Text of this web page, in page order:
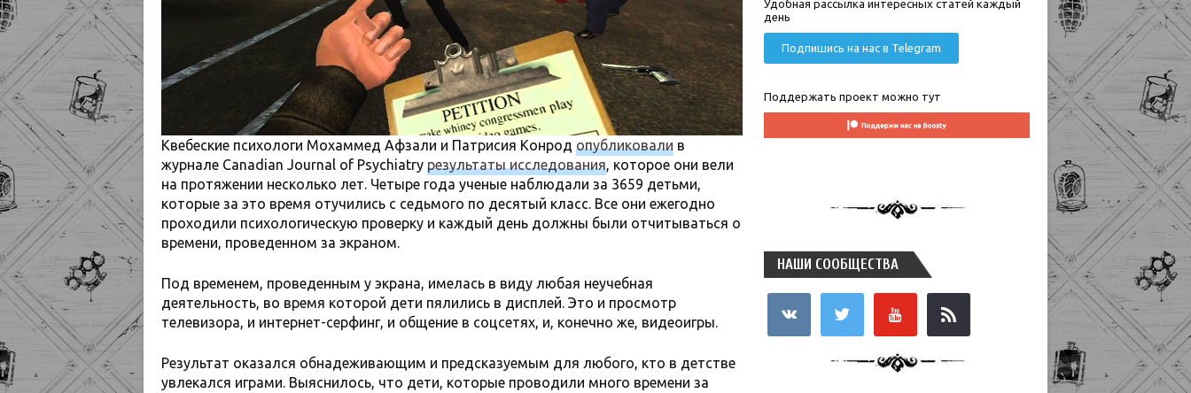
Квебеские психологи Мохаммед Афзали и Патрисия Конрод опубликовали в
журнале Canadian Journal of Psychiatry результаты исследования, которое они вели
на протяжении несколько лет. Четыре года ученые наблюдали за 3659 детьми,
которые за это время отучились с седьмого по десятый класс. Все они ежегодно
проходили психологическую проверку и каждый день должны были отчитываться о
времени, проведенном за экраном.
Под временем, проведенным у экрана, имелась в виду любая неучебная
деятельность, во время которой дети пялились в дисплей. Это и просмотр
телевизора, и интернет-серфинг, и общение в соцсетях, и, конечно же, видеоигры.
Результат оказался обнадеживающим и предсказуемым для любого, кто в детстве
увлекался играми. Выяснилось, что дети, которые проводили много времени за
Удобная рассылка интересных статей каждый
день
Подпишись на нас в Telegram
Поддержать проект можно тут
НАШИ СООБЩЕСТВА